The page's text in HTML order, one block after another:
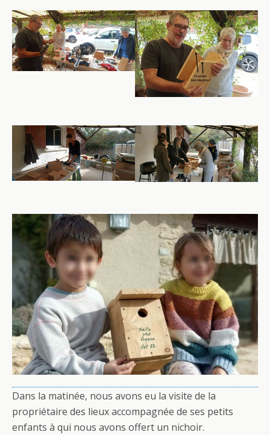
Dans la matinée, nous avons eu la visite de la
propriétaire des lieux accompagnée de ses petits
enfants à qui nous avons offert un nichoir.